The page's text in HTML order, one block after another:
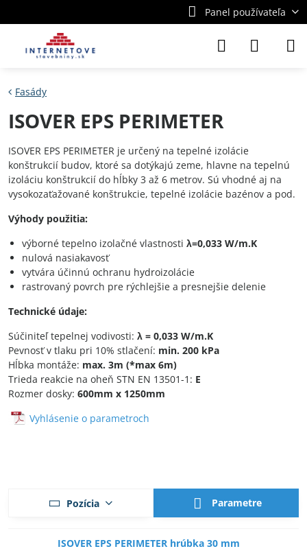
Panel používateľa
Fasády
ISOVER EPS PERIMETER
ISOVER EPS PERIMETER je určený na tepelné izolácie
konštrukcií budov, ktoré sa dotýkajú zeme, hlavne na tepelnú
izoláciu konštrukcií do hĺbky 3 až 6 metrov. Sú vhodné aj na
vysokozaťažované konštrukcie, tepelné izolácie bazénov a pod.
Výhody použitia:
výborné tepelno izolačné vlastnosti λ=0,033 W/m.K
nulová nasiakavosť
vytvára účinnú ochranu hydroizolácie
rastrovaný povrch pre rýchlejšie a presnejšie delenie
Technické údaje:
Súčiniteľ tepelnej vodivosti: λ = 0,033 W/m.K
Pevnosť v tlaku pri 10% stlačení: min. 200 kPa
Hĺbka montáže: max. 3m (*max 6m)
Trieda reakcie na oheň STN EN 13501-1: E
Rozmer dosky: 600mm x 1250mm
Vyhlásenie o parametroch
Pozícia Parametre
ISOVER EPS PERIMETER hrúbka 30 mm